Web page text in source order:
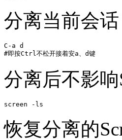
分离当前会话
C-a d
#即按Ctrl不松开接着安a、d键
分离后不影
screen -ls
恢复分离的